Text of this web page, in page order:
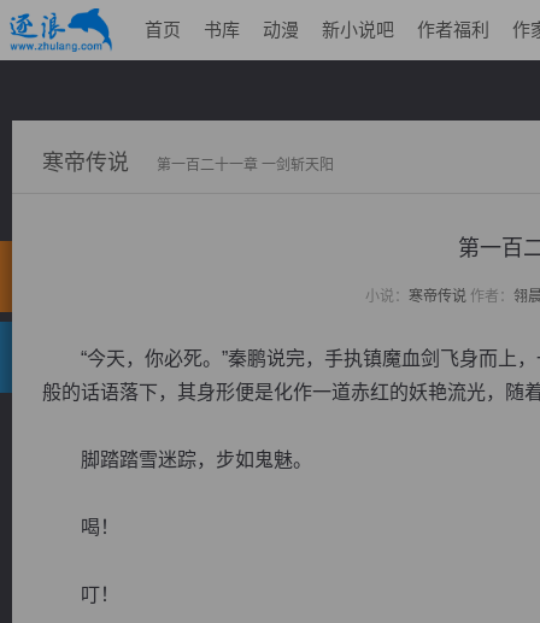
首页 书库 动漫 新小说吧 作者福利 作
寒帝传说 第一百二十一章 一剑斩天阳
第一百
小说： 寒帝传说作者： 翎
“今天，你必死。”秦鹏说完，手执镇魔血剑飞身而上
般的话语落下，其身形便是化作一道赤红的妖艳流光，随
脚踏踏雪迷踪，步如鬼魅。
喝！
叮！